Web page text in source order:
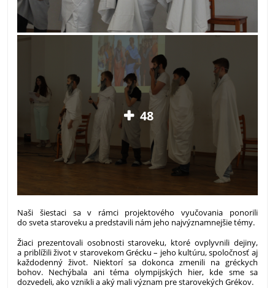
48
Naši šiestaci sa v rámci projektového vyučovania ponorili
do sveta staroveku a predstavili nám jeho najvýznamnejšie témy.
Žiaci prezentovali osobnosti staroveku, ktoré ovplyvnili dejiny,
a priblížili život v starovekom Grécku – jeho kultúru, spoločnosť aj
každodenný život. Niektorí sa dokonca zmenili na gréckych
bohov. Nechýbala ani téma olympijských hier, kde sme sa
dozvedeli, ako vznikli a aký mali význam pre starovekých Grékov.